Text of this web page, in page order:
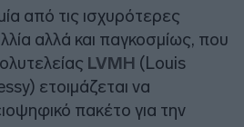
από τις ισχυρότερες
αλλά και παγκοσμίως, που
LVMH (Louis
ετοιμάζεται να
πακέτο για την